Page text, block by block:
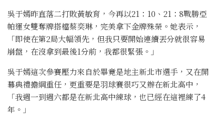
吳于嫣昨直落二打敗黃敏育，今再以21：10、21：8戰勝亞
帕運女雙奪牌搭檔蔡奕琳，完美拿下金牌殊榮。她表示，
「即使在第2局大幅領先，但我只要開始連續丟分就很容易
崩盤，在沒拿到最後1分前，我都很緊張。」
吳于嫣這次參賽壓力來自於畢竟是地主新北市選手，又在開
幕典禮擔綱重任，更重要是羽球賽很巧又辦在新北高中，
「我週一到週六都是在新北高中練球，也已經在這裡練了4
年。」